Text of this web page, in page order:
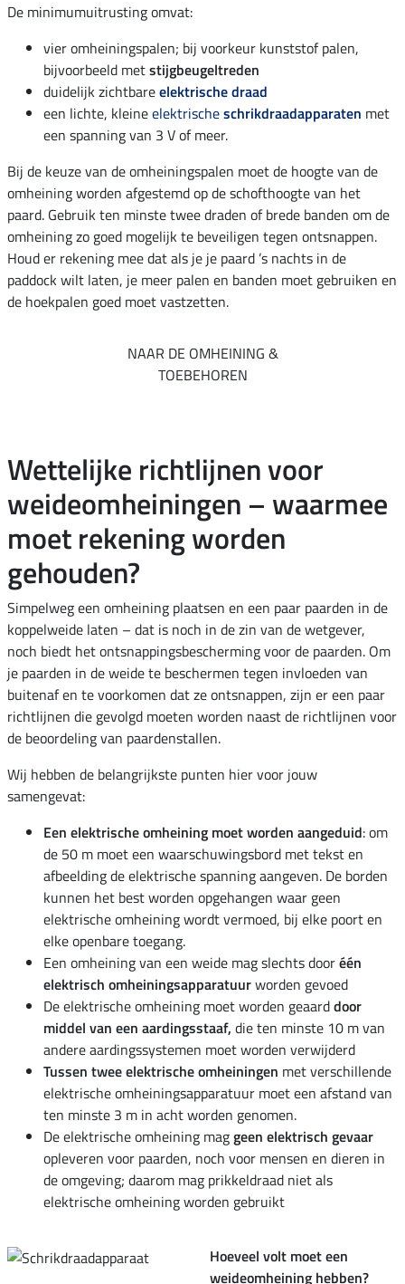
De minimumuitrusting omvat:
vier omheiningspalen; bij voorkeur kunststof palen,
bijvoorbeeld metstijgbeugeltreden
duidelijk zichtbareelektrische draad
een lichte, kleineelektrischeschrikdraadapparaten met
een spanning van 3 V of meer.
Bij de keuze van de omheiningspalen moet de hoogte van de
omheining worden afgestemd op de schofthoogte van het
paard. Gebruik ten minste twee draden of brede banden om de
omheining zo goed mogelijk te beveiligen tegen ontsnappen.
Houd er rekening mee dat als je je paard ’s nachts in de
paddock wilt laten, je meer palen en banden moet gebruiken en
de hoekpalen goed moet vastzetten.
NAAR DE OMHEINING &
TOEBEHOREN
Wettelijke richtlijnen voor
weideomheiningen – waarmee
moet rekening worden
gehouden?
Simpelweg een omheining plaatsen en een paar paarden in de
koppelweide laten – dat is noch in de zin van de wetgever,
noch biedt het ontsnappingsbescherming voor de paarden. Om
je paarden in de weide te beschermen tegen invloeden van
buitenaf en te voorkomen dat ze ontsnappen, zijn er een paar
richtlijnen die gevolgd moeten worden naast de richtlijnen voor
de beoordeling van paardenstallen.
Wij hebben de belangrijkste punten hier voor jouw
samengevat:
Een elektrische omheining moet worden aangeduid: om
de 50 m moet een waarschuwingsbord met tekst en
afbeelding de elektrische spanning aangeven. De borden
kunnen het best worden opgehangen waar geen
elektrische omheining wordt vermoed, bij elke poort en
elke openbare toegang.
Een omheining van een weide mag slechts dooréén
elektrisch omheiningsapparatuurworden gevoed
De elektrische omheining moet worden geaarddoor
middel van een aardingsstaaf, die ten minste 10 m van
andere aardingssystemen moet worden verwijderd
Tussen twee elektrische omheiningen met verschillende
elektrische omheiningsapparatuur moet een afstand van
ten minste 3 m in acht worden genomen.
De elektrische omheining maggeen elektrisch gevaar
opleveren voor paarden, noch voor mensen en dieren in
de omgeving; daarom mag prikkeldraad niet als
elektrische omheining worden gebruikt
Hoeveel volt moet een
weideomheining hebben?